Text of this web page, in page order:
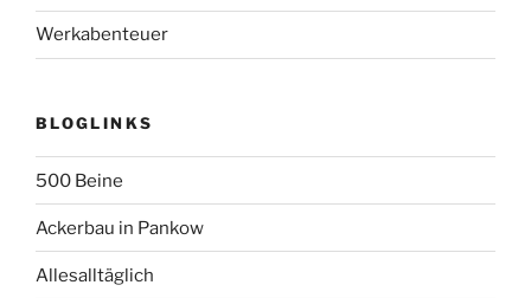
Werkabenteuer
BLOGLINKS
500 Beine
Ackerbau in Pankow
Allesalltäglich